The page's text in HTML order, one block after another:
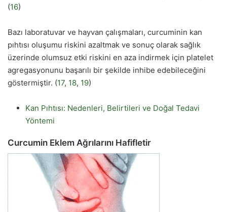
(16)
Bazı laboratuvar ve hayvan çalışmaları, curcuminin kan
pıhtısı oluşumu riskini azaltmak ve sonuç olarak sağlık
üzerinde olumsuz etki riskini en aza indirmek için platelet
agregasyonunu başarılı bir şekilde inhibe edebileceğini
göstermiştir. (17, 18, 19)
Kan Pıhtısı: Nedenleri, Belirtileri ve Doğal Tedavi
Yöntemi
Curcumin Eklem Ağrılarını Hafifletir